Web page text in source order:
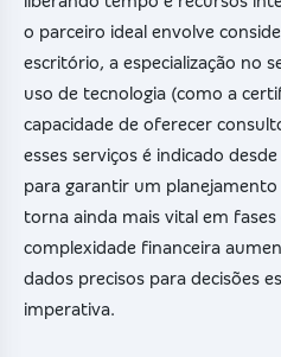
o parceiro ideal envolve
escritório, a especialização no
uso de tecnologia (como a
capacidade de oferecer
esses serviços é indicado
para garantir um
torna ainda mais vital em
complexidade financeira
dados precisos para decisões
imperativa.